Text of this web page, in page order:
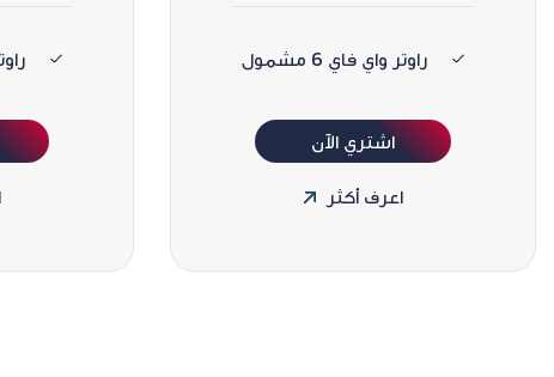
راوتر واي فاي 6 مشمول
اشتري الآن
اعرف أكثر